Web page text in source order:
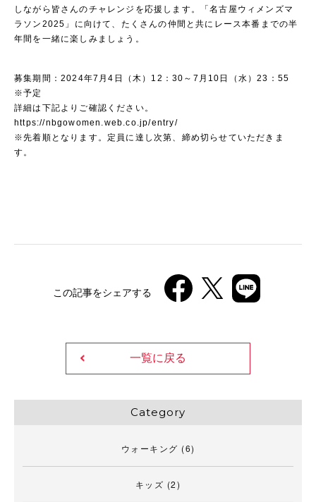
しながら皆さんのチャレンジを応援します。「名古屋ウィメンズマ
ラソン2025」に向けて、たくさんの仲間と共にレース本番までの半
年間を一緒に楽しみましょう。
募集期間：2024年7月4日（木）12：30～7月10日（水）23：55
※予定
詳細は下記よりご確認ください。
https://nbgowomen.web.co.jp/entry/
※先着順となります。定員に達し次第、締め切らせていただきま
す。
この記事をシェアする
一覧に戻る
Category
ウォーキング (6)
キッズ (2)